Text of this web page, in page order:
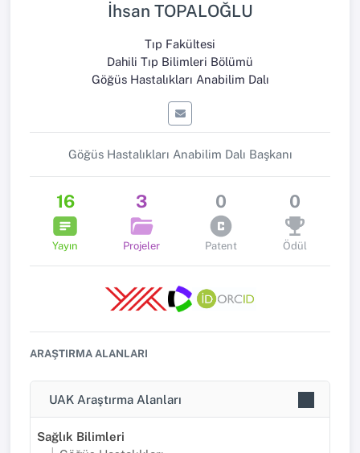
İhsan TOPALOĞLU
Tıp Fakültesi
Dahili Tıp Bilimleri Bölümü
Göğüs Hastalıkları Anabilim Dalı
Göğüs Hastalıkları Anabilim Dalı Başkanı
16
Yayın
3
Projeler
0
Patent
0
Ödül
ARAŞTIRMA ALANLARI
UAK Araştırma Alanları
Sağlık Bilimleri